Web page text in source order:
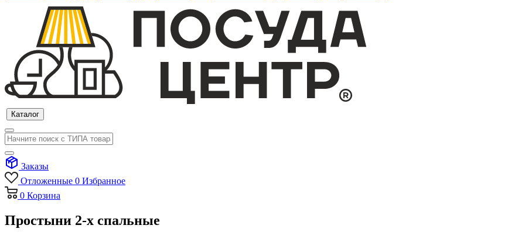
Каталог
Заказы
Отложенные 0 Избранное
0 Корзина
Простыни 2-х спальные